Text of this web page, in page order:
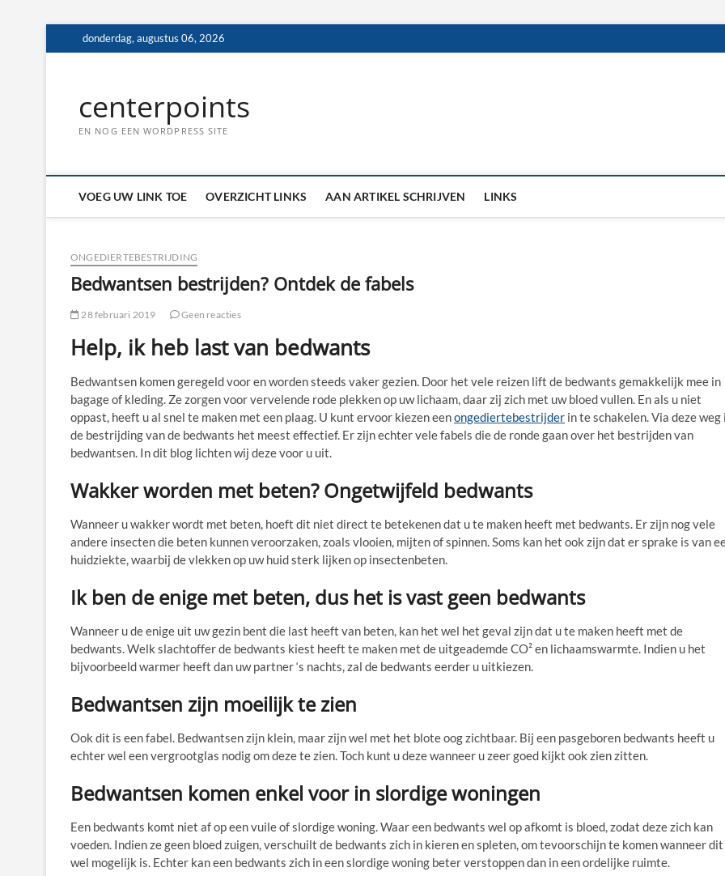
naar
donderdag, augustus 06, 2026
centerpoints
EN NOG EEN WORDPRESS SITE
VOEG UW LINK TOE OVERZICHT LINKS AAN ARTIKEL SCHRIJVEN LINKS
ONGEDIERTEBESTRIJDING
Bedwantsen bestrijden? Ontdek de fabels
28 februari 2019 Geen reacties
Help, ik heb last van bedwants
Bedwantsen komen geregeld voor en worden steeds vaker gezien. Door het vele reizen lift de bedwants gemakkelijk mee in
bagage of kleding. Ze zorgen voor vervelende rode plekken op uw lichaam, daar zij zich met uw bloed vullen. En als u niet
oppast, heeft u al snel te maken met een plaag. U kunt ervoor kiezen eenongediertebestrijder in te schakelen. Via deze weg
de bestrijding van de bedwants het meest effectief. Er zijn echter vele fabels die de ronde gaan over het bestrijden van
bedwantsen. In dit blog lichten wij deze voor u uit.
Wakker worden met beten? Ongetwijfeld bedwants
Wanneer u wakker wordt met beten, hoeft dit niet direct te betekenen dat u te maken heeft met bedwants. Er zijn nog vele
andere insecten die beten kunnen veroorzaken, zoals vlooien, mijten of spinnen. Soms kan het ook zijn dat er sprake is van
huidziekte, waarbij de vlekken op uw huid sterk lijken op insectenbeten.
Ik ben de enige met beten, dus het is vast geen bedwants
Wanneer u de enige uit uw gezin bent die last heeft van beten, kan het wel het geval zijn dat u te maken heeft met de
bedwants. Welk slachtoffer de bedwants kiest heeft te maken met de uitgeademde CO² en lichaamswarmte. Indien u het
bijvoorbeeld warmer heeft dan uw partner ‘s nachts, zal de bedwants eerder u uitkiezen.
Bedwantsen zijn moeilijk te zien
Ook dit is een fabel. Bedwantsen zijn klein, maar zijn wel met het blote oog zichtbaar. Bij een pasgeboren bedwants heeft u
echter wel een vergrootglas nodig om deze te zien. Toch kunt u deze wanneer u zeer goed kijkt ook zien zitten.
Bedwantsen komen enkel voor in slordige woningen
Een bedwants komt niet af op een vuile of slordige woning. Waar een bedwants wel op afkomt is bloed, zodat deze zich kan
voeden. Indien ze geen bloed zuigen, verschuilt de bedwants zich in kieren en spleten, om tevoorschijn te komen wanneer dit
wel mogelijk is. Echter kan een bedwants zich in een slordige woning beter verstoppen dan in een ordelijke ruimte.